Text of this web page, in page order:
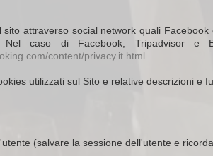
attraverso social network quali
caso di Facebook, Tripadvisor e
content/privacy.it.html
utilizzati sul Sito e relative descrizioni e
(salvare la sessione dell'utente e